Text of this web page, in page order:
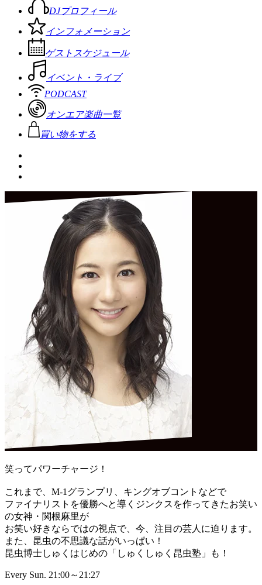
DJプロフィール
インフォメーション
ゲストスケジュール
イベント・ライブ
PODCAST
オンエア楽曲一覧
買い物をする
笑ってパワーチャージ！
これまで、M-1グランプリ、キングオブコントなどで
ファイナリストを優勝へと導くジンクスを作ってきたお笑い
の女神・関根麻里が
お笑い好きならではの視点で、今、注目の芸人に迫ります。
また、昆虫の不思議な話がいっぱい！
昆虫博士しゅくはじめの「しゅくしゅく昆虫塾」も！
Every Sun. 21:00～21:27